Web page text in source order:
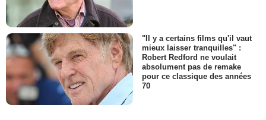
"Il y a certains films qu'il vaut
mieux laisser tranquilles" :
Robert Redford ne voulait
absolument pas de remake
pour ce classique des années
70